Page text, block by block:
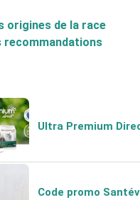
origines de la race
recommandations
Ultra Premium
Code promo